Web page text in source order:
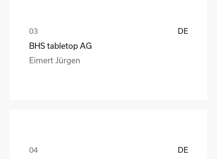
DE
BHS tabletop AG
Eimert Jürgen
DE